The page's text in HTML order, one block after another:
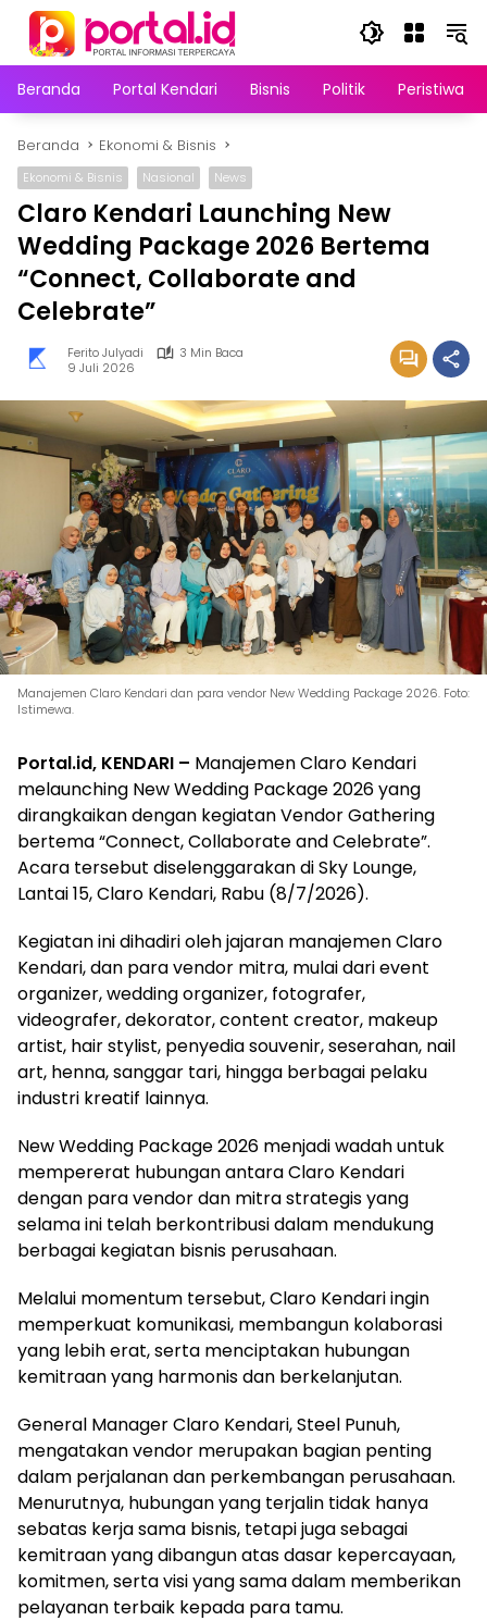
Langsung
konten
Beranda
Portal Kendari Bisnis Politik Peristiwa
Beranda Ekonomi & Bisnis
Ekonomi & Bisnis Nasional News
Claro Kendari Launching New
Wedding Package 2026 Bertema
“Connect, Collaborate and
Celebrate”
Ferito Julyadi
3 Min Baca
9 Juli 2026
Manajemen Claro Kendari dan para vendor New Wedding Package 2026. Foto:
Istimewa.
Portal.id, KENDARI – Manajemen Claro Kendari
melaunching New Wedding Package 2026 yang
dirangkaikan dengan kegiatan Vendor Gathering
bertema “Connect, Collaborate and Celebrate”.
Acara tersebut diselenggarakan di Sky Lounge,
Lantai 15, Claro Kendari, Rabu (8/7/2026).
Kegiatan ini dihadiri oleh jajaran manajemen Claro
Kendari, dan para vendor mitra, mulai dari event
organizer, wedding organizer, fotografer,
videografer, dekorator, content creator, makeup
artist, hair stylist, penyedia souvenir, seserahan, nail
art, henna, sanggar tari, hingga berbagai pelaku
industri kreatif lainnya.
New Wedding Package 2026 menjadi wadah untuk
mempererat hubungan antara Claro Kendari
dengan para vendor dan mitra strategis yang
selama ini telah berkontribusi dalam mendukung
berbagai kegiatan bisnis perusahaan.
Melalui momentum tersebut, Claro Kendari ingin
memperkuat komunikasi, membangun kolaborasi
yang lebih erat, serta menciptakan hubungan
kemitraan yang harmonis dan berkelanjutan.
General Manager Claro Kendari, Steel Punuh,
mengatakan vendor merupakan bagian penting
dalam perjalanan dan perkembangan perusahaan.
Menurutnya, hubungan yang terjalin tidak hanya
sebatas kerja sama bisnis, tetapi juga sebagai
kemitraan yang dibangun atas dasar kepercayaan,
komitmen, serta visi yang sama dalam memberikan
pelayanan terbaik kepada para tamu.